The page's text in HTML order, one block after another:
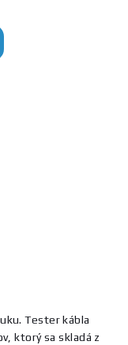
Tester kábla
ktorý sa skladá z